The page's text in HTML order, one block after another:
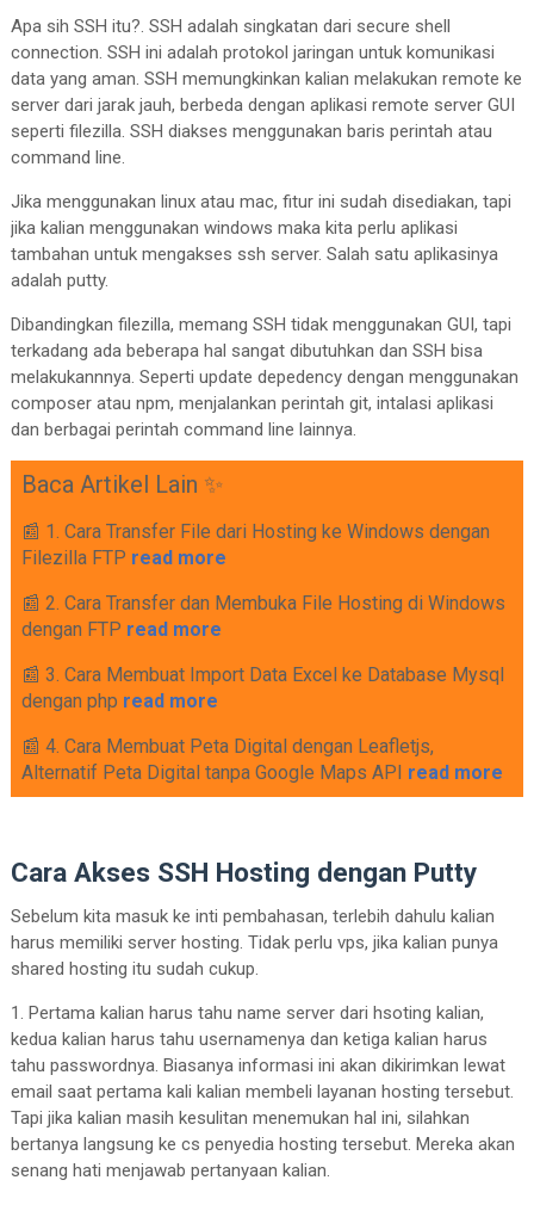
Apa sih SSH itu?. SSH adalah singkatan dari secure shell
connection. SSH ini adalah protokol jaringan untuk komunikasi
data yang aman. SSH memungkinkan kalian melakukan remote ke
server dari jarak jauh, berbeda dengan aplikasi remote server GUI
seperti filezilla. SSH diakses menggunakan baris perintah atau
command line.
Jika menggunakan linux atau mac, fitur ini sudah disediakan, tapi
jika kalian menggunakan windows maka kita perlu aplikasi
tambahan untuk mengakses ssh server. Salah satu aplikasinya
adalah putty.
Dibandingkan filezilla, memang SSH tidak menggunakan GUI, tapi
terkadang ada beberapa hal sangat dibutuhkan dan SSH bisa
melakukannnya. Seperti update depedency dengan menggunakan
composer atau npm, menjalankan perintah git, intalasi aplikasi
dan berbagai perintah command line lainnya.
Baca Artikel Lain ✨
📰 1. Cara Transfer File dari Hosting ke Windows dengan
Filezilla FTP read more
📰 2. Cara Transfer dan Membuka File Hosting di Windows
dengan FTP read more
📰 3. Cara Membuat Import Data Excel ke Database Mysql
dengan php read more
📰 4. Cara Membuat Peta Digital dengan Leafletjs,
Alternatif Peta Digital tanpa Google Maps API read more
Cara Akses SSH Hosting dengan Putty
Sebelum kita masuk ke inti pembahasan, terlebih dahulu kalian
harus memiliki server hosting. Tidak perlu vps, jika kalian punya
shared hosting itu sudah cukup.
1. Pertama kalian harus tahu name server dari hsoting kalian,
kedua kalian harus tahu usernamenya dan ketiga kalian harus
tahu passwordnya. Biasanya informasi ini akan dikirimkan lewat
email saat pertama kali kalian membeli layanan hosting tersebut.
Tapi jika kalian masih kesulitan menemukan hal ini, silahkan
bertanya langsung ke cs penyedia hosting tersebut. Mereka akan
senang hati menjawab pertanyaan kalian.